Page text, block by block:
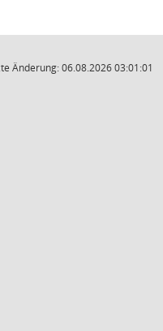
Änderung: 06.08.2026 03:01:01